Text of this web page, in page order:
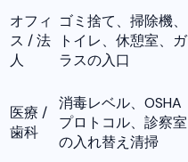
オフィ
ス / 法
人
ゴミ捨て、掃除機、
トイレ、休憩室、ガ
ラスの入口
医療 /
歯科
消毒レベル、OSHA
プロトコル、診察室
の入れ替え清掃